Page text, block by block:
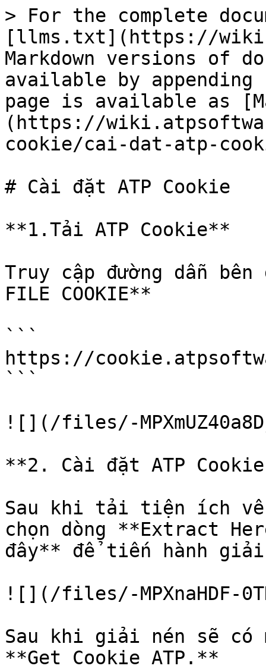
> For the complete
[llms.txt](https://
Markdown versions of
available by
page is available as
(https://
cookie/cai-dat-atp-
# Cài đặt ATP Cookie
**1.Tải ATP Cookie**
Truy cập đường dẫn
FILE COOKIE**
```
https://
```
![](/files/-
**2. Cài đặt ATP
Sau khi tải tiện ích
chọn dòng **Extract
đây** để tiến hành
![](/files/-MPXnaHDF-
Sau khi giải nén sẽ
**Get Cookie ATP.**